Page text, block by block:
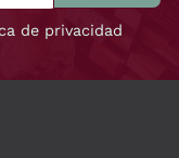
de privacidad